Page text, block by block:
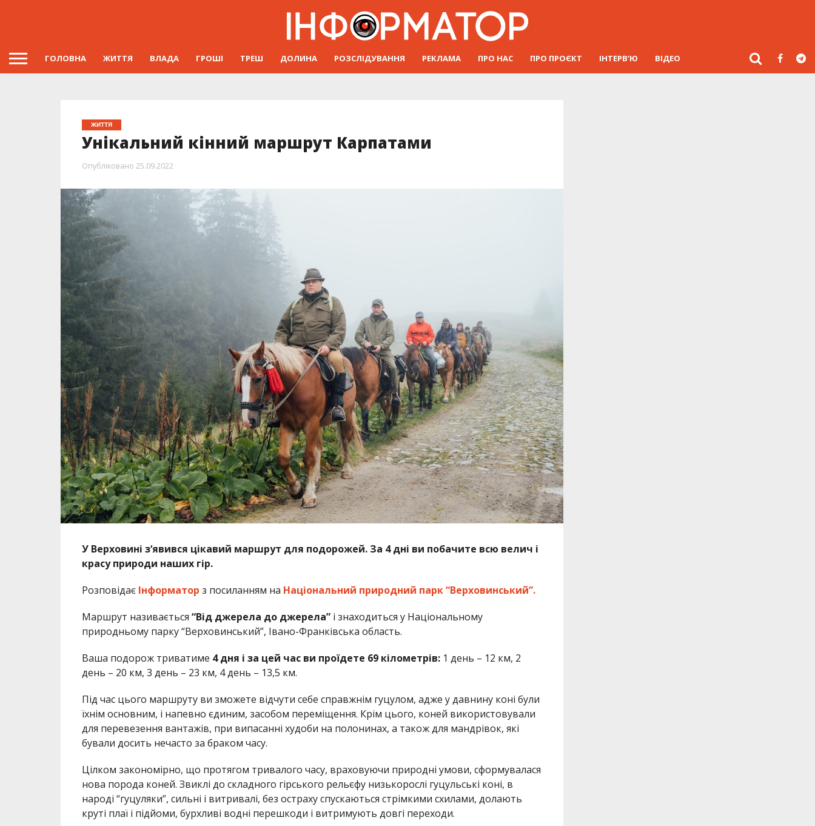
ГОЛОВНА ЖИТТЯ ВЛАДА ГРОШІ ТРЕШ ДОЛИНА РОЗСЛІДУВАННЯ РЕКЛАМА ПРО НАС ПРО ПРОЄКТ ІНТЕРВ’Ю ВІДЕО
ЖИТТЯ
Унікальний кінний маршрут Карпатами
Опубліковано 25.09.2022
У Верховині з‘явився цікавий маршрут для подорожей. За 4 дні ви побачите всю велич і
красу природи наших гір.
Розповідає Інформатор з посиланням на Національний природний парк “Верховинський”.
Маршрут називається “Від джерела до джерела”і знаходиться у Національному
природньому парку “Верховинський”, Івано-Франківська область.
Ваша подорож триватиме 4 дня і за цей час ви проїдете 69 кілометрів:1 день – 12 км, 2
день – 20 км, 3 день – 23 км, 4 день – 13,5 км.
Під час цього маршруту ви зможете відчути себе справжнім гуцулом, адже у давнину коні були
їхнім основним, і напевно єдиним, засобом переміщення. Крім цього, коней використовували
для перевезення вантажів, при випасанні худоби на полонинах, а також для мандрівок, які
бували досить нечасто за браком часу.
Цілком закономірно, що протягом тривалого часу, враховуючи природні умови, сформувалася
нова порода коней. Звиклі до складного гірського рельєфу низькорослі гуцульські коні, в
народі “гуцуляки”, сильні і витривалі, без остраху спускаються стрімкими схилами, долають
круті плаї і підйоми, бурхливі водні перешкоди і витримують довгі переходи.